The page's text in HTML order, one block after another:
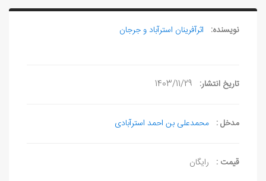
نویسنده: اثرآفرينان استرآباد و جرجان
تاریخ انتشار: 1403/11/29
مدخل : محمدعلی بن احمد استرآبادی
قیمت : رایگان